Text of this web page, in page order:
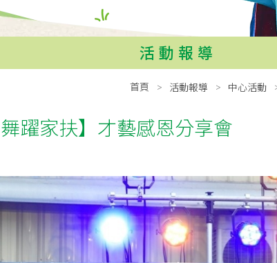
活動報導
首頁 活動報導 中心活動
舞躍家扶】才藝感恩分享會